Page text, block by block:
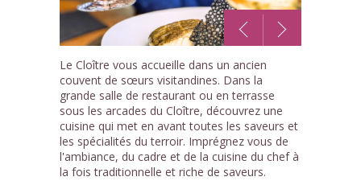
1
Le Cloître vous accueille dans un ancien
couvent de sœurs visitandines. Dans la
grande salle de restaurant ou en terrasse
sous les arcades du Cloître, découvrez une
cuisine qui met en avant toutes les saveurs et
les spécialités du terroir. Imprégnez vous de
l'ambiance, du cadre et de la cuisine du chef à
la fois traditionnelle et riche de saveurs.